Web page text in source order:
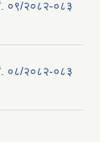
नं. ०९/२०८२-०८३
नं. ०८/२०८२-०८३